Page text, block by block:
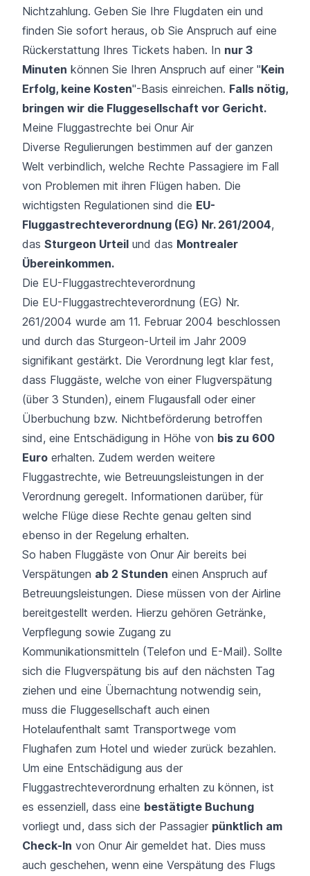
Nichtzahlung. Geben Sie Ihre Flugdaten ein und
finden Sie sofort heraus, ob Sie Anspruch auf eine
Rückerstattung Ihres Tickets haben. In nur 3
Minuten können Sie Ihren Anspruch auf einer "Kein
Erfolg, keine Kosten"-Basis einreichen. Falls nötig,
bringen wir die Fluggesellschaft vor Gericht.
Meine Fluggastrechte bei Onur Air
Diverse Regulierungen bestimmen auf der ganzen
Welt verbindlich, welche Rechte Passagiere im Fall
von Problemen mit ihren Flügen haben. Die
wichtigsten Regulationen sind die EU-
Fluggastrechteverordnung (EG) Nr. 261/2004,
das Sturgeon Urteil und das Montrealer
Übereinkommen.
Die EU-Fluggastrechteverordnung
Die EU-Fluggastrechteverordnung (EG) Nr.
261/2004 wurde am 11. Februar 2004 beschlossen
und durch das Sturgeon-Urteil im Jahr 2009
signifikant gestärkt. Die Verordnung legt klar fest,
dass Fluggäste, welche von einer Flugverspätung
(über 3 Stunden), einem Flugausfall oder einer
Überbuchung bzw. Nichtbeförderung betroffen
sind, eine Entschädigung in Höhe von bis zu 600
Euro erhalten. Zudem werden weitere
Fluggastrechte, wie Betreuungsleistungen in der
Verordnung geregelt. Informationen darüber, für
welche Flüge diese Rechte genau gelten sind
ebenso in der Regelung erhalten.
So haben Fluggäste von Onur Air bereits bei
Verspätungen ab 2 Stunden einen Anspruch auf
Betreuungsleistungen. Diese müssen von der Airline
bereitgestellt werden. Hierzu gehören Getränke,
Verpflegung sowie Zugang zu
Kommunikationsmitteln (Telefon und E-Mail). Sollte
sich die Flugverspätung bis auf den nächsten Tag
ziehen und eine Übernachtung notwendig sein,
muss die Fluggesellschaft auch einen
Hotelaufenthalt samt Transportwege vom
Flughafen zum Hotel und wieder zurück bezahlen.
Um eine Entschädigung aus der
Fluggastrechteverordnung erhalten zu können, ist
es essenziell, dass eine bestätigte Buchung
vorliegt und, dass sich der Passagier pünktlich am
Check-In von Onur Air gemeldet hat. Dies muss
auch geschehen, wenn eine Verspätung des Flugs